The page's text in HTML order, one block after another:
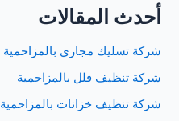
أحدث المقالات
شركة تسليك مجاري بالمزاحمية
شركة تنظيف فلل بالمزاحمية
شركة تنظيف خزانات بالمزاحمية